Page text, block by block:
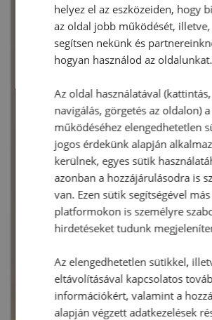
helyez el az eszközeiden, hogy
az oldal jobb működését,
segítsen nekünk és
hogyan használod az oldalunkat.
Az oldal használatával (kattintás,
navigálás, görgetés az oldalon)
működéséhez elengedhetetlen
jogos érdekünk alapján
kerülnek, egyes sütik
azonban a hozzájárulásodra is
van. Ezen sütik segítségével más
platformokon is személyre
hirdetéseket tudunk
Az elengedhetetlen sütikkel,
eltávolításával kapcsolatos
információkért, valamint a
alapján végzett adatkezelések